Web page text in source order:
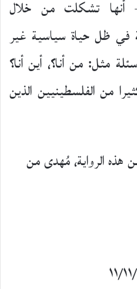
أنها تشكلت من خلال
في ظل حياة سياسية غير
مثل: من أنا؟، أين أنا؟
من الفلسطينيين الذين
هذه الرواية، مُهدى من
٢٠٠١